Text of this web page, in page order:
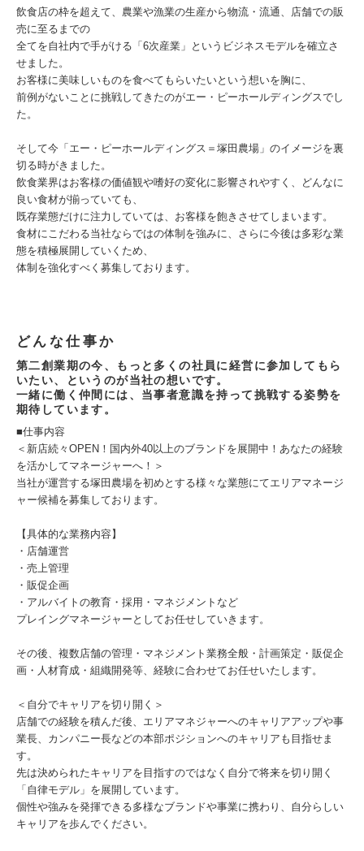
飲食店の枠を超えて、農業や漁業の生産から物流・流通、店舗での販
売に至るまでの
全てを自社内で手がける「6次産業」というビジネスモデルを確立さ
せました。
お客様に美味しいものを食べてもらいたいという想いを胸に、
前例がないことに挑戦してきたのがエー・ピーホールディングスでし
た。
そして今「エー・ピーホールディングス＝塚田農場」のイメージを裏
切る時がきました。
飲食業界はお客様の価値観や嗜好の変化に影響されやすく、どんなに
良い食材が揃っていても、
既存業態だけに注力していては、お客様を飽きさせてしまいます。
食材にこだわる当社ならではの体制を強みに、さらに今後は多彩な業
態を積極展開していくため、
体制を強化すべく募集しております。
どんな仕事か
第二創業期の今、もっと多くの社員に経営に参加してもら
いたい、というのが当社の想いです。
一緒に働く仲間には、当事者意識を持って挑戦する姿勢を
期待しています。
■仕事内容
＜新店続々OPEN！国内外40以上のブランドを展開中！あなたの経験
を活かしてマネージャーへ！＞
当社が運営する塚田農場を初めとする様々な業態にてエリアマネージ
ャー候補を募集しております。
【具体的な業務内容】
・店舗運営
・売上管理
・販促企画
・アルバイトの教育・採用・マネジメントなど
プレイングマネージャーとしてお任せしていきます。
その後、複数店舗の管理・マネジメント業務全般・計画策定・販促企
画・人材育成・組織開発等、経験に合わせてお任せいたします。
＜自分でキャリアを切り開く＞
店舗での経験を積んだ後、エリアマネジャーへのキャリアアップや事
業長、カンパニー長などの本部ポジションへのキャリアも目指せま
す。
先は決められたキャリアを目指すのではなく自分で将来を切り開く
「自律モデル」を展開しています。
個性や強みを発揮できる多様なブランドや事業に携わり、自分らしい
キャリアを歩んでください。